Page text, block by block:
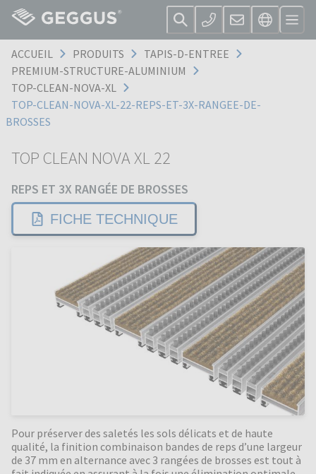
ACCUEIL PRODUITS
TAPIS-D-ENTREE
PREMIUM-STRUCTURE-ALUMINIUM
TOP-CLEAN-NOVA-XL
TOP-CLEAN-NOVA-XL-22-REPS-ET-3X-RANGEE-DE-
BROSSES
TOP CLEAN NOVA XL 22
REPS ET 3X RANGÉE DE BROSSES
FICHE TECHNIQUE
Pour préserver des saletés les sols délicats et de haute
qualité, la finition combinaison bandes de reps d’une largeur
de 37 mm en alternance avec 3 rangées de brosses est tout à